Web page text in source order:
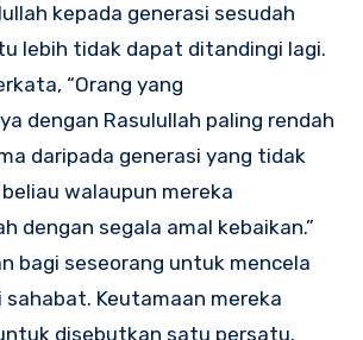
kepada generasi sesudah
lebih tidak dapat ditandingi lagi.
“Orang yang
dengan Rasulullah paling rendah
daripada generasi yang tidak
walaupun mereka
dengan segala amal kebaikan.”
bagi seseorang untuk mencela
Keutamaan mereka
disebutkan satu persatu.